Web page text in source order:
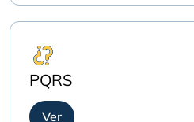
PQRS
Ver